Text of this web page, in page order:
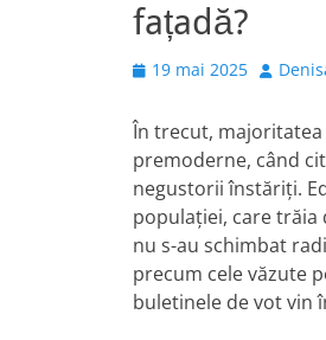
fațadă?
Posted
19 mai 2025 Author
În trecut,
premoderne, când
negustorii înstăriți.
populației, care trăia
nu s-au schimbat
precum cele văzute
buletinele de vot vin